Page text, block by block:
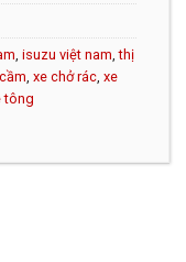
, isuzu việt nam,thị
, xe chở rác, xe
tông